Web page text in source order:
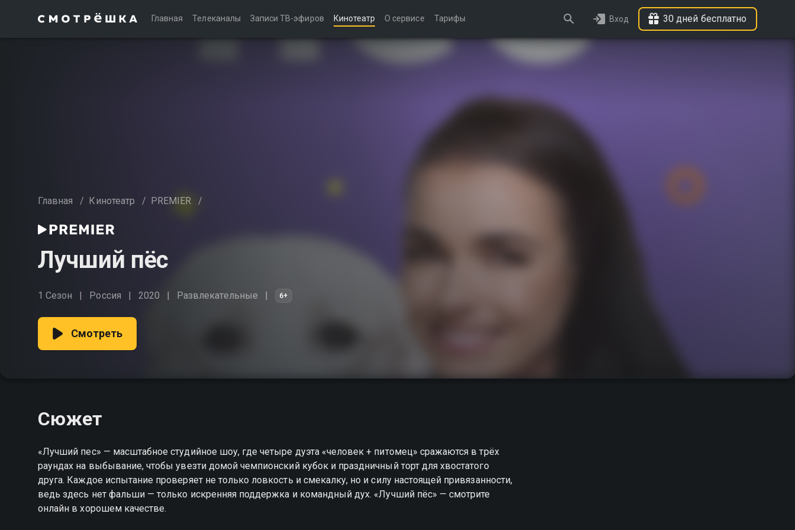
Главная Телеканалы Записи ТВ-эфиров Кинотеатр О сервисе Тарифы Вход 30 дней бесплатно
Главная / Кинотеатр / PREMIER /
Лучший пёс
1 Сезон Россия 2020 Развлекательные 6+
Смотреть
Сюжет
«Лучший пес» — масштабное студийное шоу, где четыре дуэта «человек + питомец» сражаются в трёх
раундах на выбывание, чтобы увезти домой чемпионский кубок и праздничный торт для хвостатого
друга. Каждое испытание проверяет не только ловкость и смекалку, но и силу настоящей привязанности,
ведь здесь нет фальши — только искренняя поддержка и командный дух. «Лучший пёс» — смотрите
онлайн в хорошем качестве.